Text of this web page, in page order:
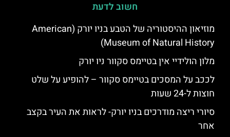
חשוב לדעת
מוזיאון ההיסטוריה של הטבע בניו יורק (American
Museum of Natural History)
מלון הולידיי אין בטיימס סקוור ניו יורק
לככב על המסכים בטיימס סקוור – להופיע על שלט
חוצות ל-24 שעות
סיורי ריצה מודרכים בניו יורק- לראות את העיר בקצב
אחר